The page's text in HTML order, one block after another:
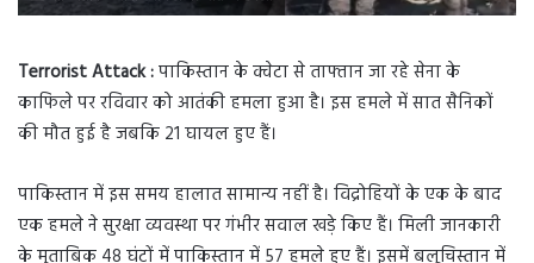
Terrorist Attack :पाकिस्तान के क्वेटा से ताफ्तान जा रहे सेना के
काफिले पर रविवार को आतंकी हमला हुआ है। इस हमले में सात सैनिकों
की मौत हुई है जबकि 21 घायल हुए हैं।
पाकिस्तान में इस समय हालात सामान्य नहीं है। विद्रोहियों के एक के बाद
एक हमले ने सुरक्षा व्यवस्था पर गंभीर सवाल खड़े किए हैं। मिली जानकारी
के मुताबिक 48 घंटों में पाकिस्तान में 57 हमले हुए हैं। इसमें बलूचिस्तान में